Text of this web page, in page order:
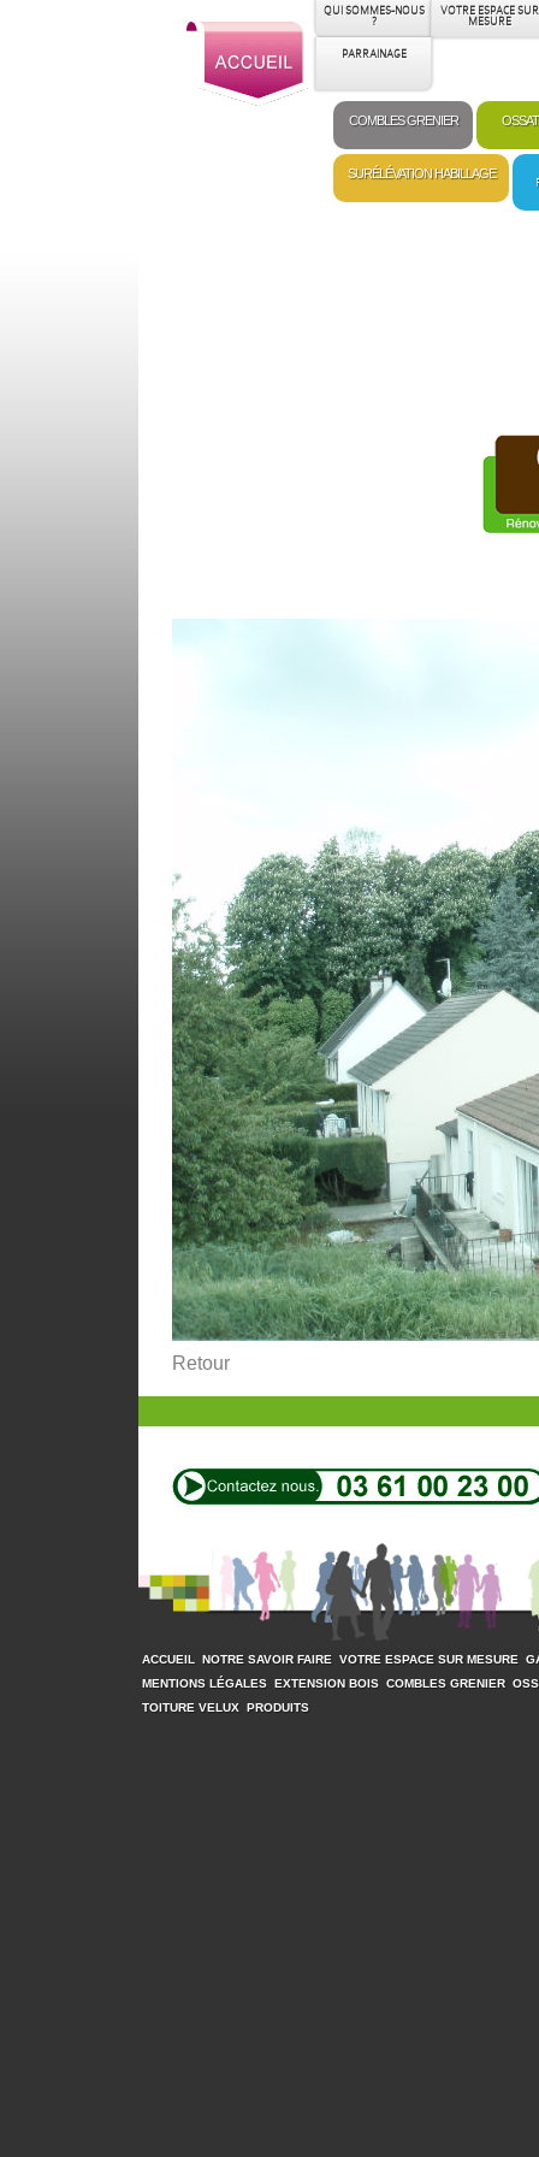
QUI SOMMES-NOUS
?
VOTRE ESPACE SUR
MESURE
PARRAINAGE
COMBLES GRENIER
SURÉLÉVATION HABILLAGE
Retour
ACCUEIL NOTRE SAVOIR FAIRE VOTRE ESPACE SUR MESURE
MENTIONS LÉGALES EXTENSION BOIS COMBLES GRENIER
TOITURE VELUX PRODUITS